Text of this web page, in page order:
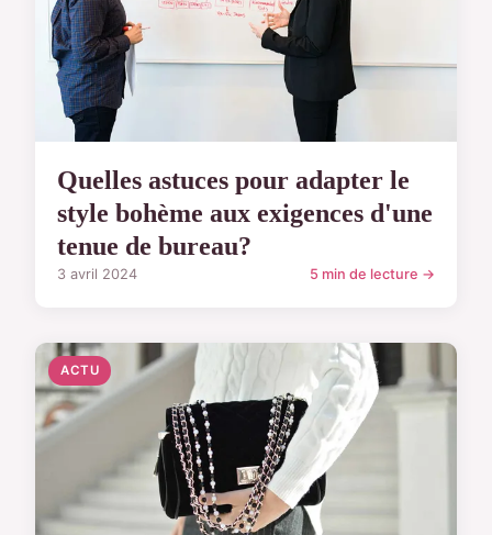
Quelles astuces pour adapter le
style bohème aux exigences d'une
tenue de bureau?
3 avril 2024 5 min de lecture →
ACTU